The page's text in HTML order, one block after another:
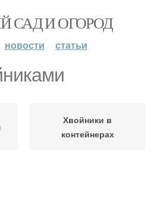
САД И ОГОРОД
новости статьи
Хвойники в
контейнерах